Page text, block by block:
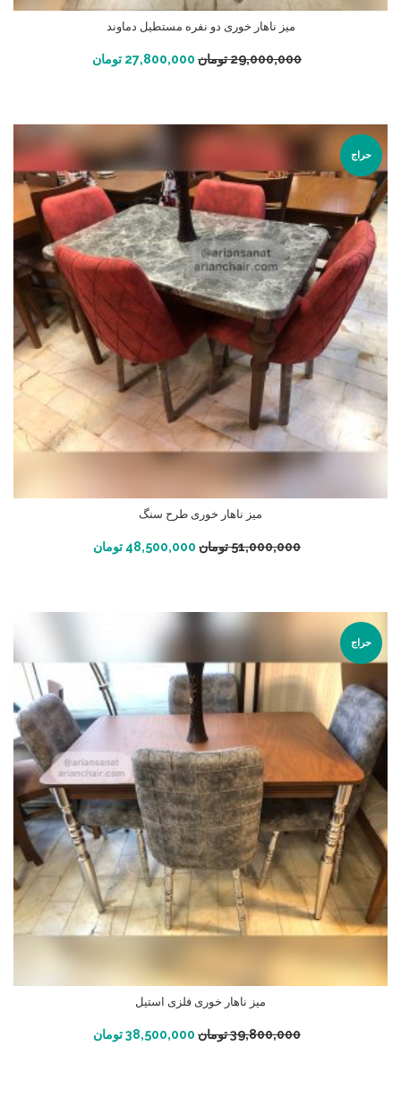
میز ناهار خوری دو نفره مستطیل دماوند
29,000,000تومان 27,800,000 تومان افزودن به سبد خرید
حراج
میز ناهار خوری طرح سنگ
51,000,000تومان 48,500,000 تومان افزودن به سبد خرید
حراج
میز ناهار خوری فلزی استیل
39,800,000تومان 38,500,000تومان افزودن به سبد خرید